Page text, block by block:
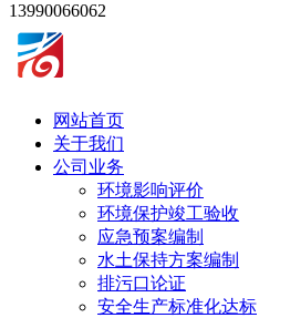
13990066062
网站首页
关于我们
公司业务
环境影响评价
环境保护竣工验收
应急预案编制
水土保持方案编制
排污口论证
安全生产标准化达标